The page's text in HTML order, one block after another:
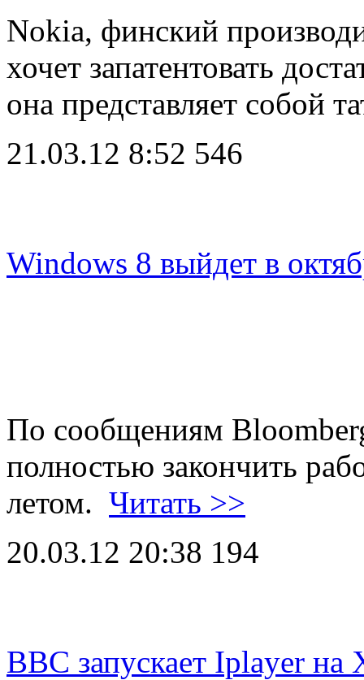
Nokia, финский
хочет запатентовать
она представляет собой
21.03.12 8:52 546
Windows 8 выйдет в
По сообщениям
полностью закончить
летом. Читать >>
20.03.12 20:38 194
BBC запускает Iplayer